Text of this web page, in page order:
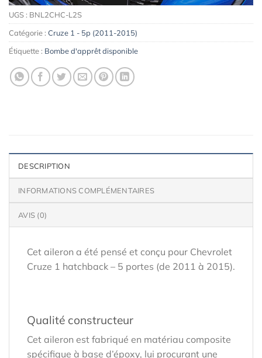
UGS : BNL2CHC-L2S
Catégorie : Cruze 1 - 5p (2011-2015)
Étiquette : Bombe d'apprêt disponible
DESCRIPTION
INFORMATIONS COMPLÉMENTAIRES
AVIS (0)
Cet aileron a été pensé et conçu pour Chevrolet
Cruze 1 hatchback – 5 portes (de 2011 à 2015).
Qualité constructeur
Cet aileron est fabriqué en matériau composite
spécifique à base d’époxy, lui procurant une